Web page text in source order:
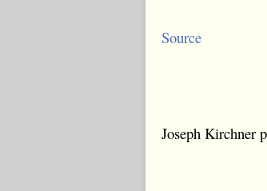
Source
Joseph Kirchner